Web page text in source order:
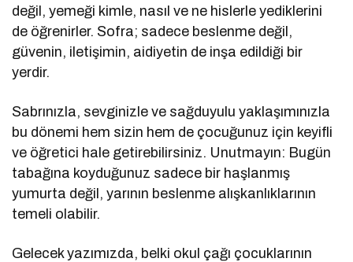
değil, yemeği kimle, nasıl ve ne hislerle yediklerini
de öğrenirler. Sofra; sadece beslenme değil,
güvenin, iletişimin, aidiyetin de inşa edildiği bir
yerdir.
Sabrınızla, sevginizle ve sağduyulu yaklaşımınızla
bu dönemi hem sizin hem de çocuğunuz için keyifli
ve öğretici hale getirebilirsiniz. Unutmayın: Bugün
tabağına koyduğunuz sadece bir haşlanmış
yumurta değil, yarının beslenme alışkanlıklarının
temeli olabilir.
Gelecek yazımızda, belki okul çağı çocuklarının